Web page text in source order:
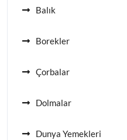
Balık
Borekler
Çorbalar
Dolmalar
Dunya Yemekleri